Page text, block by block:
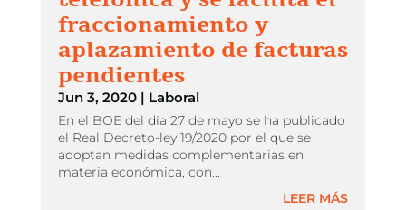
fraccionamiento y
aplazamiento de facturas
pendientes
Jun 3, 2020| Laboral
En el BOE del día 27 de mayo se ha publicado
el Real Decreto-ley 19/2020 por el que se
adoptan medidas complementarias en
materia económica, con...
LEER MÁS